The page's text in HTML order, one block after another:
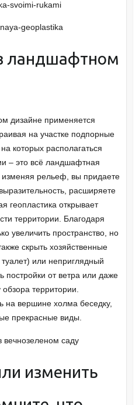
ландшафтном
дизайне применяется
на участке подпорные
которых располагаться
– это всё ландшафтная
изменяя рельеф, вы придаете
расширяете
геопластика открывает
территории. Благодаря
увеличить пространство, но
скрыть хозяйственные
или неприглядный
постройки от ветра или даже
территории.
на вершине холма беседку,
прекрасные виды.
изменить